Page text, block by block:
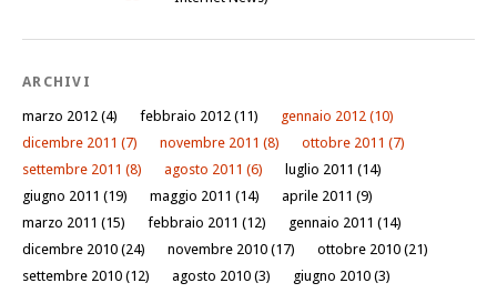
ARCHIVI
marzo 2012 (4) febbraio 2012 (11) gennaio 2012 (10)
dicembre 2011 (7) novembre 2011 (8) ottobre 2011 (7)
settembre 2011 (8) agosto 2011 (6) luglio 2011 (14)
giugno 2011 (19) maggio 2011 (14) aprile 2011 (9)
marzo 2011 (15) febbraio 2011 (12) gennaio 2011 (14)
dicembre 2010 (24) novembre 2010 (17) ottobre 2010 (21)
settembre 2010 (12) agosto 2010 (3) giugno 2010 (3)